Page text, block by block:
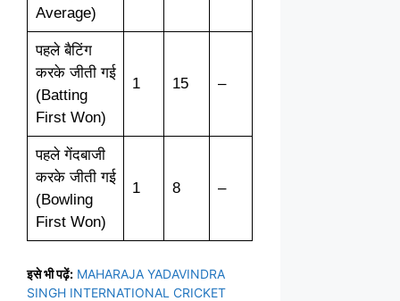
Average)
पहले बैटिंग
करके जीती गई
(Batting
First Won)
1 15 –
पहले गेंदबाजी
करके जीती गई
(Bowling
First Won)
1 8 –
इसे भी पढ़ें: MAHARAJA YADAVINDRA
SINGH INTERNATIONAL CRICKET